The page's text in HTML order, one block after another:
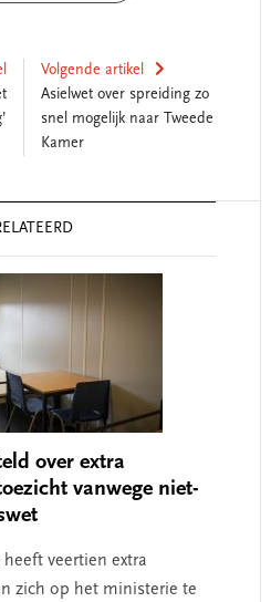
Volgende artikel
Asielwet over spreiding zo
snel mogelijk naar Tweede
Kamer
over extra
vanwege niet-
veertien extra
zich op het ministerie te